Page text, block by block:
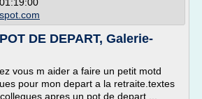
DE DEPART, Galerie-
vous m aider a faire un petit motd
pour mon depart a la retraite.textes
apres un pot de depart ...